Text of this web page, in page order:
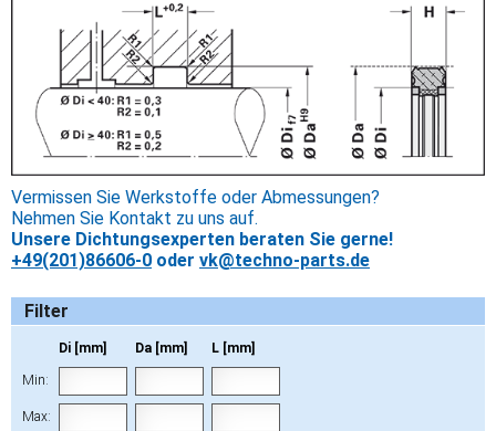
Vermissen Sie Werkstoffe oder Abmessungen?
Nehmen Sie Kontakt zu uns auf.
Unsere Dichtungsexperten beraten Sie gerne!
+49(201)86606-0 oder vk@techno-parts.de
Filter
Di [mm] Da [mm] L [mm]
Min:
Max: